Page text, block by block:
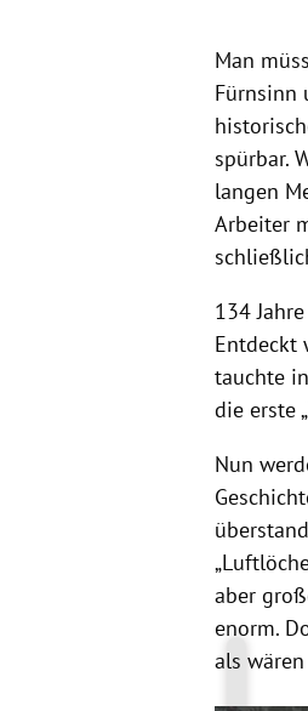
Man
Fürnsinn
spürbar.
langen
Arbeiter
134
Entdeckt
tauchte
die erste
Nun
aber
enorm.
als